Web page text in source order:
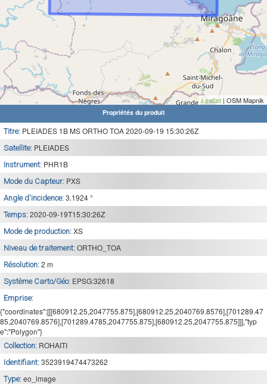
Leaflet | OSM Mapnik
Propriétés du produit
Titre: PLEIADES 1B MS ORTHO TOA 2020-09-19 15:30:26Z
Satellite: PLEIADES
Instrument: PHR1B
Mode du Capteur: PXS
Angle d'incidence: 3.1924 °
Temps: 2020-09-19T15:30:26Z
Mode de production: XS
Niveau de traitement: ORTHO_TOA
Résolution: 2 m
Système Carto/Géo: EPSG:32618
Emprise:
{"coordinates":[[[680912.25,2047755.875],[680912.25,2040769.8576],[701289.47
85,2040769.8576],[701289.4785,2047755.875],[680912.25,2047755.875]]],"typ
e":"Polygon"}
Collection: ROHAITI
Identifiant: 3523919474473262
Type: eo_image